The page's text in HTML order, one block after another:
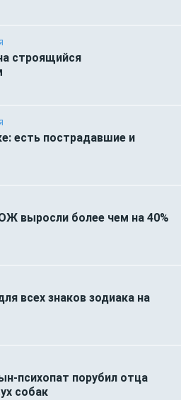
строящийся
есть пострадавшие и
выросли более чем на 40%
всех знаков зодиака на
психопат порубил отца
собак